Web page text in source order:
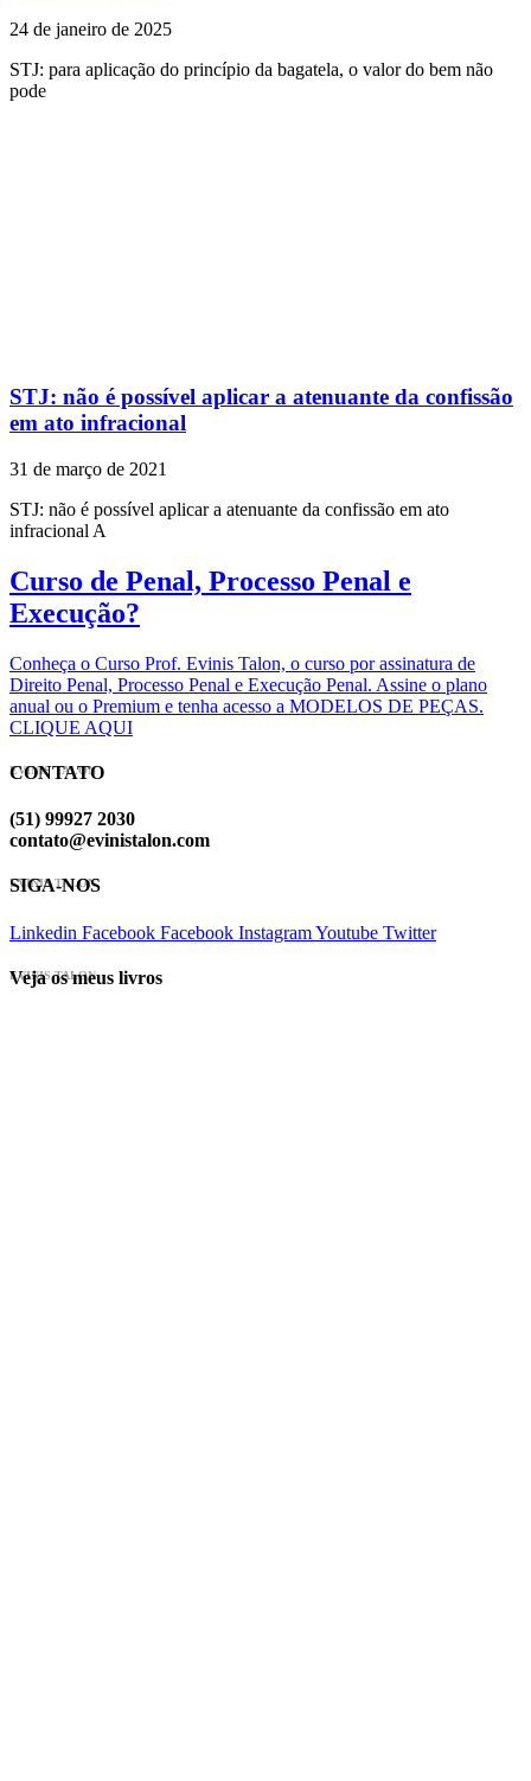
24 de janeiro de 2025
STJ: para aplicação do princípio da bagatela, o valor do bem não
pode
STJ: não é possível aplicar a atenuante da confissão
em ato infracional
31 de março de 2021
STJ: não é possível aplicar a atenuante da confissão em ato
infracional A
Curso de Penal, Processo Penal e
Execução?
Conheça o Curso Prof. Evinis Talon, o curso por assinatura de
Direito Penal, Processo Penal e Execução Penal. Assine o plano
anual ou o Premium e tenha acesso a MODELOS DE PEÇAS.
CLIQUE AQUI
EVINIS TALON
CONTATO
(51) 99927 2030
contato@evinistalon.com
EVINIS TALON
SIGA-NOS
Linkedin Facebook Facebook InstagramYoutube Twitter
EVINIS TALON
Veja os meus livros